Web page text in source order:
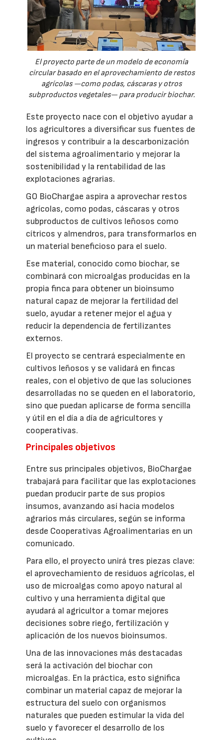
El proyecto parte de un modelo de economía
circular basado en el aprovechamiento de restos
agrícolas —como podas, cáscaras y otros
subproductos vegetales— para producir biochar.
Este proyecto nace con el objetivo ayudar a
los agricultores a diversificar sus fuentes de
ingresos y contribuir a la descarbonización
del sistema agroalimentario y mejorar la
sostenibilidad y la rentabilidad de las
explotaciones agrarias.
GO BioChargae aspira a aprovechar restos
agrícolas, como podas, cáscaras y otros
subproductos de cultivos leñosos como
cítricos y almendros, para transformarlos en
un material beneficioso para el suelo.
Ese material, conocido como biochar, se
combinará con microalgas producidas en la
propia finca para obtener un bioinsumo
natural capaz de mejorar la fertilidad del
suelo, ayudar a retener mejor el agua y
reducir la dependencia de fertilizantes
externos.
El proyecto se centrará especialmente en
cultivos leñosos y se validará en fincas
reales, con el objetivo de que las soluciones
desarrolladas no se queden en el laboratorio,
sino que puedan aplicarse de forma sencilla
y útil en el día a día de agricultores y
cooperativas.
Principales objetivos
Entre sus principales objetivos, BioChargae
trabajará para facilitar que las explotaciones
puedan producir parte de sus propios
insumos, avanzando así hacia modelos
agrarios más circulares, según se informa
desde Cooperativas Agroalimentarias en un
comunicado.
Para ello, el proyecto unirá tres piezas clave:
el aprovechamiento de residuos agrícolas, el
uso de microalgas como apoyo natural al
cultivo y una herramienta digital que
ayudará al agricultor a tomar mejores
decisiones sobre riego, fertilización y
aplicación de los nuevos bioinsumos.
Una de las innovaciones más destacadas
será la activación del biochar con
microalgas. En la práctica, esto significa
combinar un material capaz de mejorar la
estructura del suelo con organismos
naturales que pueden estimular la vida del
suelo y favorecer el desarrollo de los